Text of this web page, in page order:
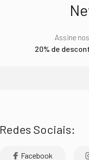
Assine
20% de
Redes Sociais:
Facebook